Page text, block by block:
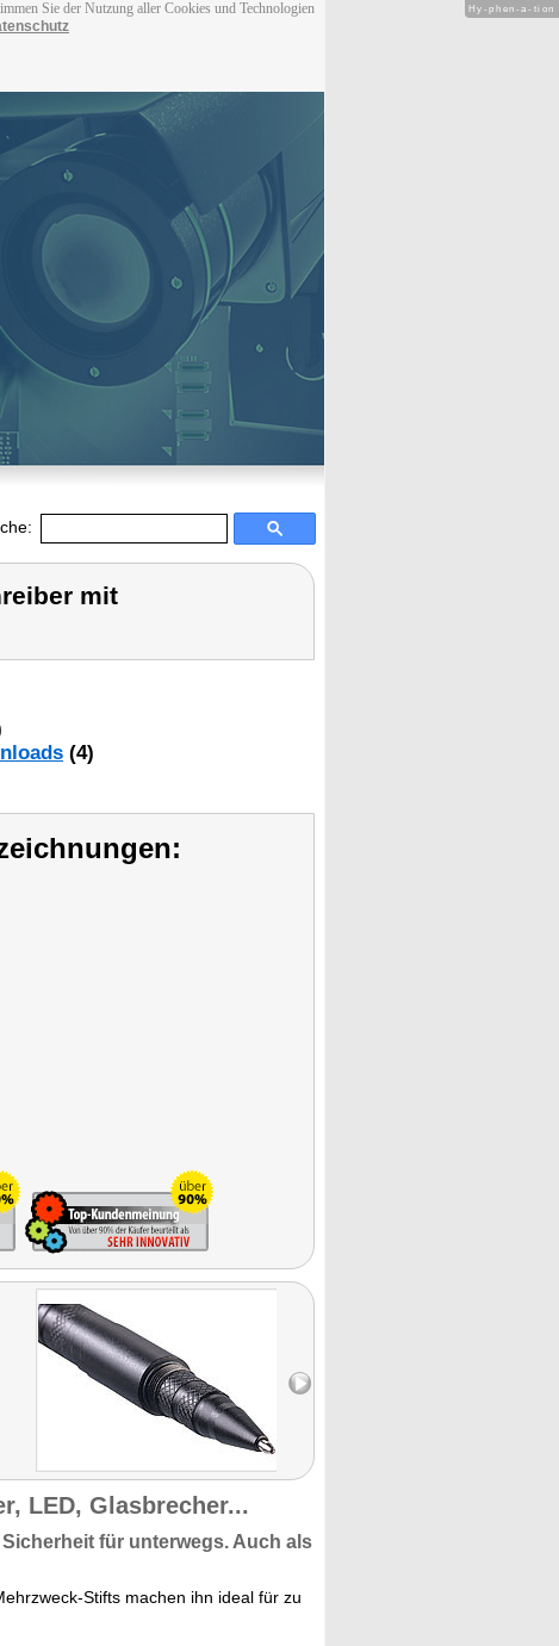
Sie der Nutzung aller Cookies und Technologien
mit
(4)
LED, Glasbrecher...
Sicherheit für unterwegs. Auch als
Stifts machen ihn ideal für zu
Hy-phen-a-tion